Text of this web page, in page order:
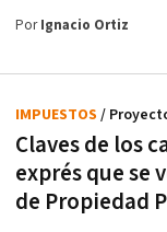
PorIgnacio Ortiz
Claves de los
exprés que se
de Propiedad
IMPUESTOS /